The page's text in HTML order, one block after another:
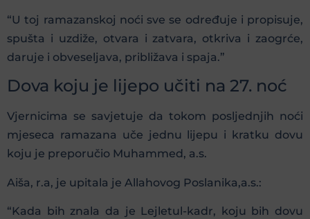
“U toj ramazanskoj noći sve se određuje i propisuje,
spušta i uzdiže, otvara i zatvara, otkriva i zaogrće,
daruje i obveseljava, približava i spaja.”
Dova koju je lijepo učiti na 27. noć
Vjernicima se savjetuje da tokom posljednjih noći
mjeseca ramazana uče jednu lijepu i kratku dovu
koju je preporučio Muhammed, a.s.
Aiša, r.a, je upitala je Allahovog Poslanika,a.s.:
“Kada bih znala da je Lejletul-kadr, koju bih dovu